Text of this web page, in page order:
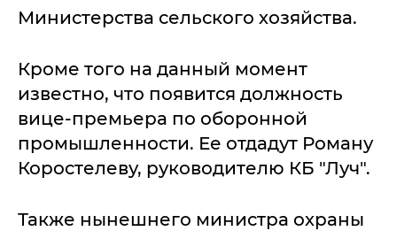
Министерства сельского хозяйства.
Кроме того на данный момент
известно, что появится должность
вице-премьера по оборонной
промышленности. Ее отдадут Роману
Коростелеву, руководителю КБ "Луч".
Также нынешнего министра охраны